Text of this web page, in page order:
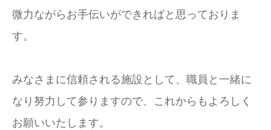
微力ながらお手伝いができればと思っておりま
す。
みなさまに信頼される施設として、職員と一緒に
なり努力して参りますので、これからもよろしく
お願いいたします。